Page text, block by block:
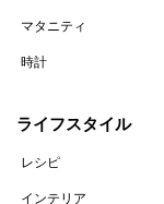
マタニティ
時計
ライフスタイル
レシピ
インテリア